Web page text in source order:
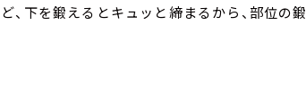
、下を鍛えるとキュッと締まるから、部位の鍛